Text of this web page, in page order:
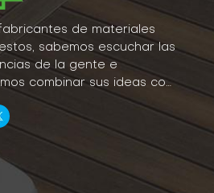
de materiales
sabemos escuchar las
de la gente e
combinar sus ideas con
como parte de nuestro
vida.